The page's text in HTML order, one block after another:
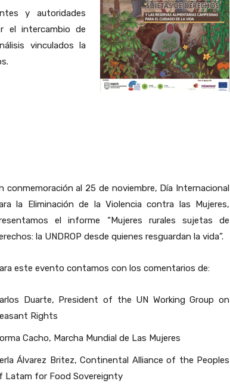
y autoridades
el intercambio de
vinculados la
conmemoración al 25 de noviembre, Día Internacional
la Eliminación de la Violencia contra las Mujeres,
el informe “Mujeres rurales sujetas de
la UNDROP desde quienes resguardan la vida”.
este evento contamos con los comentarios de:
Duarte, President of the UN Working Group on
Rights
Cacho, Marcha Mundial de Las Mujeres
Álvarez Britez, Continental Alliance of the Peoples
Latam for Food Sovereignty